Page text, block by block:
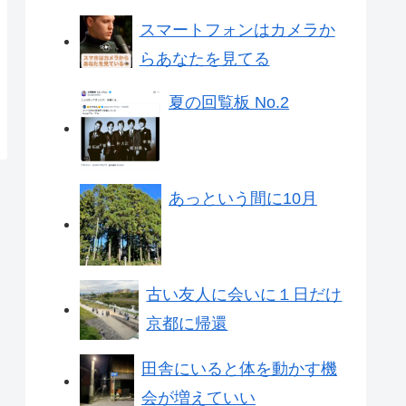
スマートフォンはカメラか
らあなたを見てる
夏の回覧板 No.2
あっという間に10月
古い友人に会いに１日だけ
京都に帰還
田舎にいると体を動かす機
会が増えていい